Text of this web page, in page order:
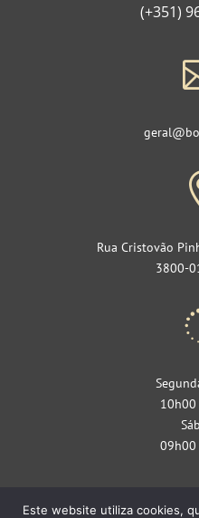
(+351)
Rua Cristovão
3800-
09h00
Este website utiliza cookies,